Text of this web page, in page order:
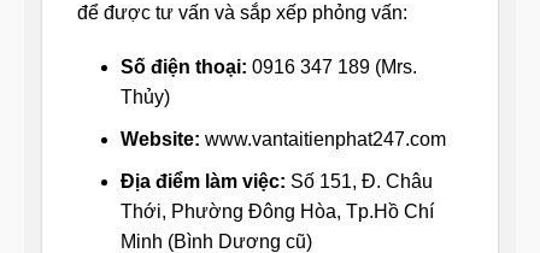
để được tư vấn và sắp xếp phỏng vấn:
Số điện thoại: 0916 347 189 (Mrs.
Thủy)
Website: www.vantaitienphat247.com
Địa điểm làm việc: Số 151, Đ. Châu
Thới, Phường Đông Hòa, Tp.Hồ Chí
Minh (Bình Dương cũ)